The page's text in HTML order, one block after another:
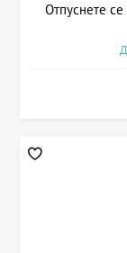
Отпуснете